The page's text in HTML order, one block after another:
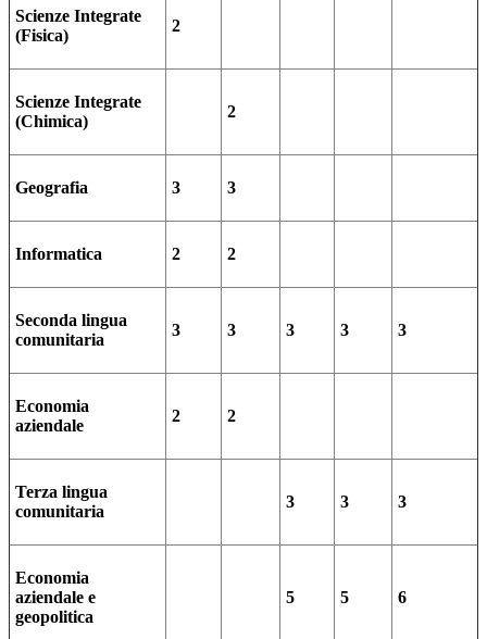
Scienze Integrate
(Fisica)
2
Scienze Integrate
(Chimica)
2
Geografia 3 3
Informatica 2 2
Seconda lingua
comunitaria
3 3 3 3 3
Economia
aziendale
2 2
Terza lingua
comunitaria
3 3 3
Economia
aziendale e
geopolitica
5 5 6